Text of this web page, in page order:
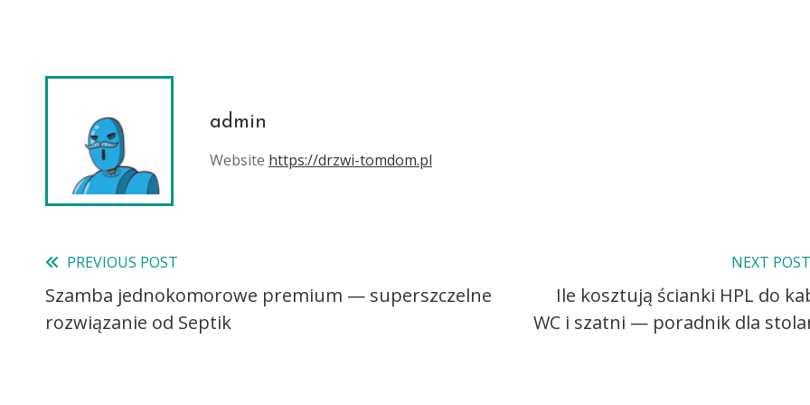
admin
Website https://drzwi-tomdom.pl
Read
more
articles
PREVIOUS POST
Szamba jednokomorowe premium — superszczelne
rozwiązanie od Septik
NEXT POST
Ile kosztują ścianki HPL do
WC i szatni — poradnik dla